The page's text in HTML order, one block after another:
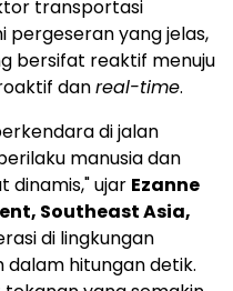
transportasi
pergeseran yang jelas,
bersifat reaktif menuju
danreal-time.
di jalan
manusia dan
dinamis," ujar Ezanne
Southeast Asia,
di lingkungan
hitungan detik.